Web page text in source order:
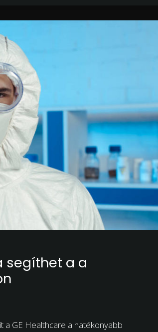
segíthet a a
a GE Healthcare a hatékonyabb